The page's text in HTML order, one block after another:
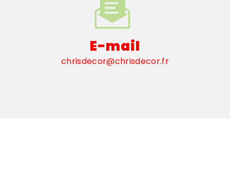
E-mail
chrisdecor@chrisdecor.fr